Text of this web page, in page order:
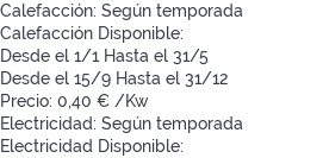
Calefacción: Según temporada
Calefacción Disponible:
Desde el 1/1 Hasta el 31/5
Desde el 15/9 Hasta el 31/12
Precio: 0,40 € /Kw
Electricidad: Según temporada
Electricidad Disponible: